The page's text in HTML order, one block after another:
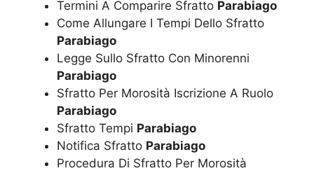
Termini A Comparire Sfratto Parabiago
Come Allungare I Tempi Dello Sfratto
Parabiago
Legge Sullo Sfratto Con Minorenni
Parabiago
Sfratto Per Morosità Iscrizione A Ruolo
Parabiago
Sfratto Tempi Parabiago
Notifica Sfratto Parabiago
Procedura Di Sfratto Per Morosità